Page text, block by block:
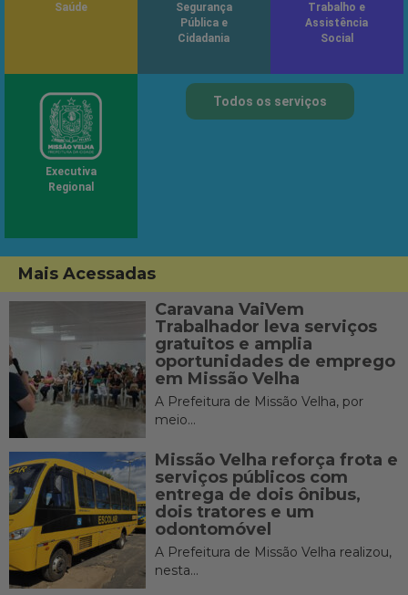
Saúde
Segurança
Pública e
Cidadania
Trabalho e
Assistência
Social
Executiva
Regional
Todos os serviços
Mais Acessadas
Caravana VaiVem
Trabalhador leva serviços
gratuitos e amplia
oportunidades de emprego
em Missão Velha
A Prefeitura de Missão Velha, por
meio...
Missão Velha reforça frota e
serviços públicos com
entrega de dois ônibus,
dois tratores e um
odontomóvel
A Prefeitura de Missão Velha realizou,
nesta...